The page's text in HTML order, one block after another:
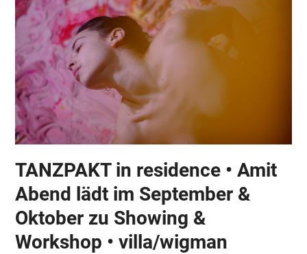
TANZPAKT in residence • Amit
Abend lädt im September &
Oktober zu Showing &
Workshop • villa/wigman